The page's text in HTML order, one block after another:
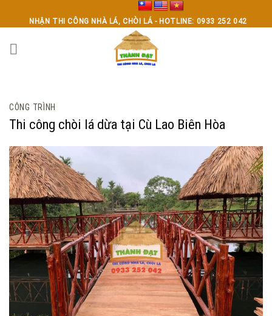
NHẬN THI CÔNG NHÀ LÁ, CHÒI LÁ - HOTLINE: 0933 252 042
CÔNG TRÌNH
Thi công chòi lá dừa tại Cù Lao Biên Hòa